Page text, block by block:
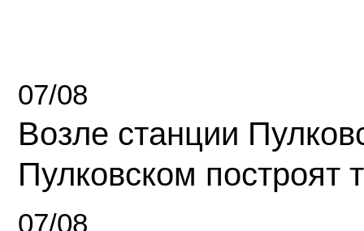
07/08
Возле станции
Пулковском построят
07/08